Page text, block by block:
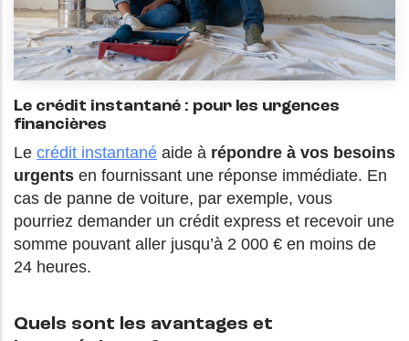
Le crédit instantané : pour les urgences
financières
Le crédit instantané aide à répondre à vos besoins
urgents en fournissant une réponse immédiate. En
cas de panne de voiture, par exemple, vous
pourriez demander un crédit express et recevoir une
somme pouvant aller jusqu’à 2 000 € en moins de
24 heures.
Quels sont les avantages et